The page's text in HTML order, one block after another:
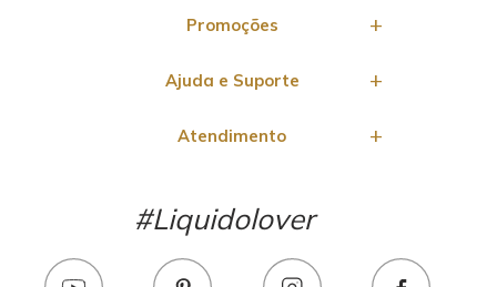
Promoções
Ajuda e Suporte
Atendimento
#Liquidolover